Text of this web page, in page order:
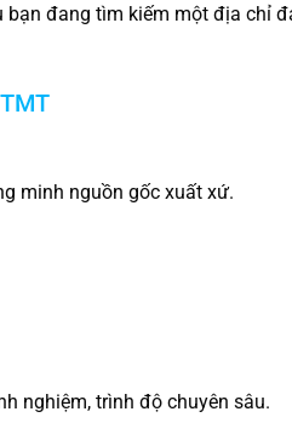
đang tìm kiếm một địa chỉ
minh nguồn gốc xuất xứ.
nghiệm, trình độ chuyên sâu.